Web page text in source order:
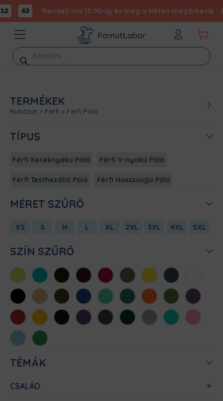
42 Rendelj ma 13:00-ig és még a héten megérkezik -
Products
search
TERMÉKEK
Ruházat > Férfi > Férfi Póló
TÍPUS
Férfi Kereknyakú Póló Férfi V-nyakú Póló
Férfi Testhezálló Póló Férfi Hosszúujjú Póló
MÉRET SZŰRŐ
XS S M L XL 2XL 3XL 4XL 5XL
SZÍN SZŰRŐ
AlmazöldAtollkékBarnaBordóChili Cink Citromsárga
Denim
FeketeHomokKhaki KirálykékMentaMéregzöld
NarancsOliva Padlizsán
Piros SárgaSötétkékSötétlilaSötétszürke
SötétzöldSportszürke
Türkiz
Világos
rózsaszín
Világoskék
Zöld
TÉMÁK
CSALÁD